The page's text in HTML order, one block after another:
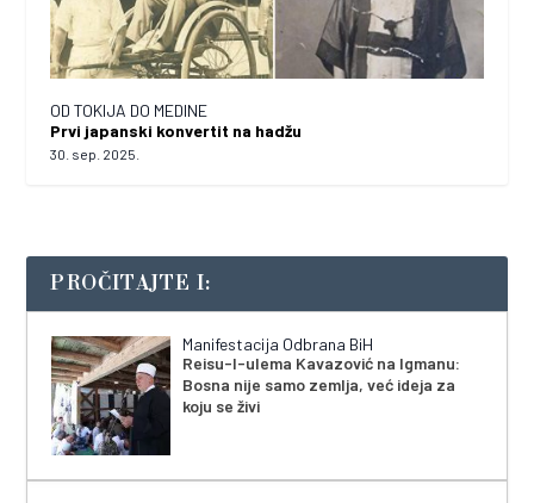
OD TOKIJA DO MEDINE
Prvi japanski konvertit na hadžu
30. sep. 2025.
PROČITAJTE I:
Manifestacija Odbrana BiH
Reisu-l-ulema Kavazović na Igmanu:
Bosna nije samo zemlja, već ideja za
koju se živi